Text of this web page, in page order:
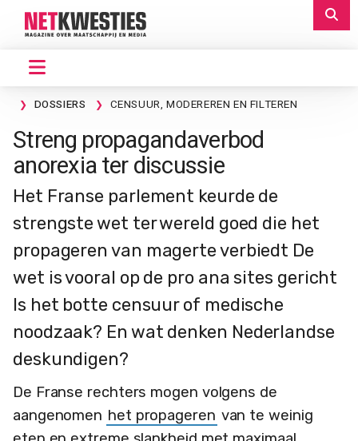
DOSSIERS CENSUUR, MODEREREN EN FILTEREN
Streng propagandaverbod
anorexia ter discussie
Het Franse parlement keurde de
strengste wet ter wereld goed die het
propageren van magerte verbiedt De
wet is vooral op de pro ana sites gericht
Is het botte censuur of medische
noodzaak? En wat denken Nederlandse
deskundigen?
De Franse rechters mogen volgens de
aangenomen het propageren van te weinig